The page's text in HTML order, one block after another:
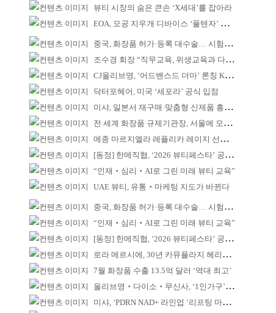
뷰티 시장의 숨은 큰손 ‘X세대’를 잡아라
EOA, 모공 지우개 디바이스 ‘풀텐자’ 조기 완판
중국, 화장품 허가·등록 대수술… 시험자료 공용 허용
조수경 회장 “직무교육, 위생교육과 다르다”
CJ올리브영, ‘어드밴스드 더마’ 론칭 K더마 육성 박차
닥터포헤어, 미국 ‘세포라’ 공식 입점
미샤, 일본서 재구매·맞춤형 신제품 흥행 ‘쌍끌이’
전 세계 화장품 규제기관장, 서울에 모인다
메종 마르지엘라 레플리카 레이지 선데이 모닝 디퓨저
[동정] 한메직협, ‘2026 뷰티페스타’ 공동 주최
“인재‧심리‧AI로 그린 미래 뷰티 교육”
UAE 뷰티, 유통‧마케팅 지도가 바뀐다
중국, 화장품 허가·등록 대수술… 시험자료 공용 허용
“인재‧심리‧AI로 그린 미래 뷰티 교육”
[동정] 한메직협, ‘2026 뷰티페스타’ 공동 주최
로라 메르시에, 30년 카뮤플라지 헤리티지 담아
7월 화장품 수출 13.5억 달러 ‘역대 최고’
올리브영‧다이소‧무신사, ‘1인가구’가 이끈다
미샤, ‘PDRN NAD+ 라인업 ‘리프팅 마스크’ 출시